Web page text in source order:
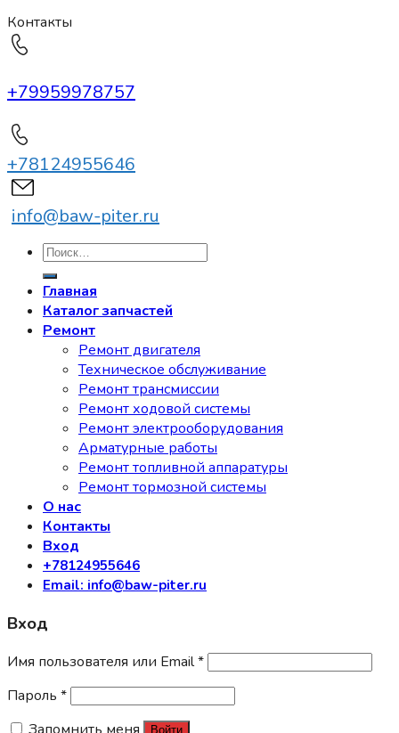
Контакты
+79959978757
+78124955646
info@baw-piter.ru
Искать:
Главная
Каталог запчастей
Ремонт
Ремонт двигателя
Техническое обслуживание
Ремонт трансмиссии
Ремонт ходовой системы
Ремонт электрооборудования
Арматурные работы
Ремонт топливной аппаратуры
Ремонт тормозной системы
О нас
Контакты
Вход
+78124955646
Email: info@baw-piter.ru
Вход
Имя пользователя или Email*
Пароль *
Войти